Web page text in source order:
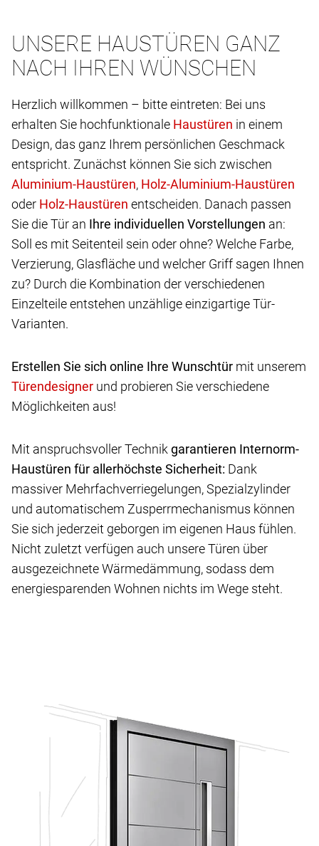
UNSERE HAUSTÜREN GANZ
NACH IHREN WÜNSCHEN
Herzlich willkommen – bitte eintreten: Bei uns
erhalten Sie hochfunktionale
in einem
Design, das ganz Ihrem persönlichen Geschmack
entspricht. Zunächst können Sie sich zwischen
,
oder
entscheiden. Danach passen
Sie die Tür an Ihre individuellen Vorstellungen an:
Soll es mit Seitenteil sein oder ohne? Welche Farbe,
Verzierung, Glasfläche und welcher Griff sagen Ihnen
zu? Durch die Kombination der verschiedenen
Einzelteile entstehen unzählige einzigartige Tür-
Varianten.
Erstellen Sie sich online Ihre Wunschtür mit unserem
und probieren Sie verschiedene
Möglichkeiten aus!
Mit anspruchsvoller Technik garantieren Internorm-
Haustüren für allerhöchste Sicherheit: Dank
massiver Mehrfachverriegelungen, Spezialzylinder
und automatischem Zusperrmechanismus können
Sie sich jederzeit geborgen im eigenen Haus fühlen.
Nicht zuletzt verfügen auch unsere Türen über
ausgezeichnete Wärmedämmung, sodass dem
energiesparenden Wohnen nichts im Wege steht.